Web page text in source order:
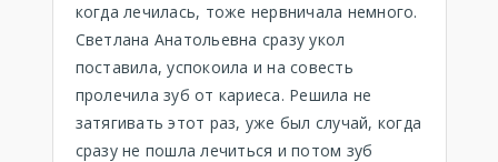
когда лечилась, тоже нервничала немного.
Светлана Анатольевна сразу укол
поставила, успокоила и на совесть
пролечила зуб от кариеса. Решила не
затягивать этот раз, уже был случай, когда
сразу не пошла лечиться и потом зуб